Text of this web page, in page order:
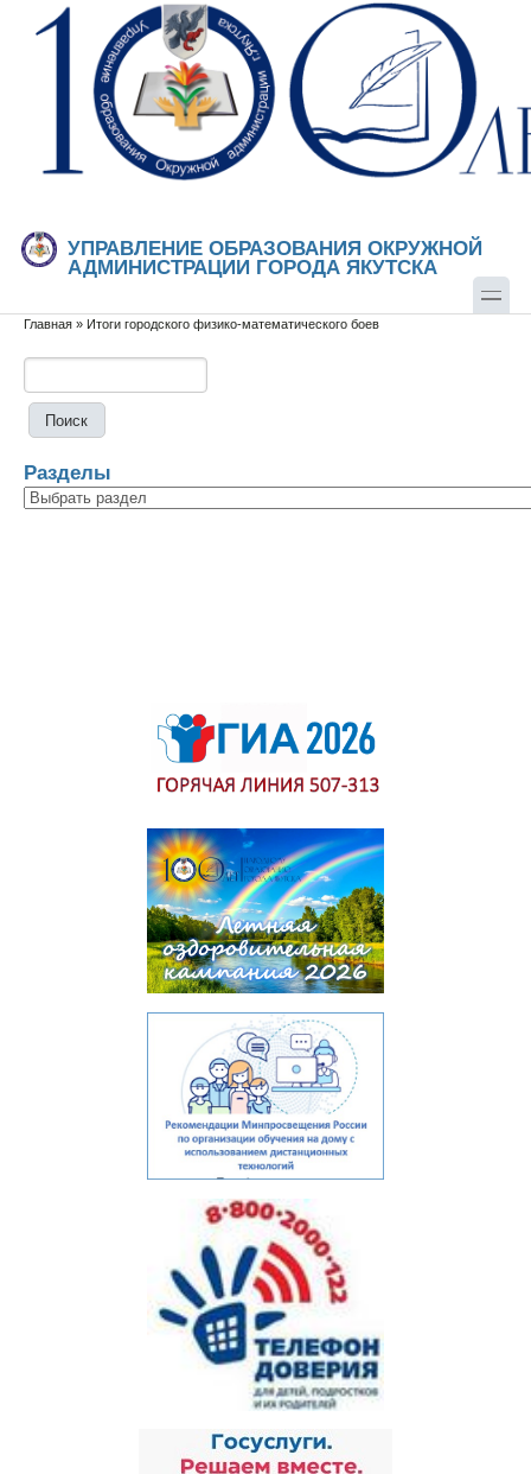
Перейти к основному содержанию
Skip to search
УПРАВЛЕНИЕ ОБРАЗОВАНИЯ ОКРУЖНОЙ
АДМИНИСТРАЦИИ ГОРОДА ЯКУТСКА
Вы здесь
Главная » Итоги городского физико-математического боев
Разделы